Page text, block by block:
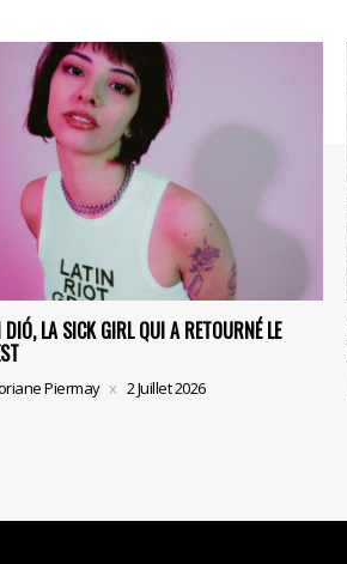
DIÓ, LA SICK GIRL QUI A RETOURNÉ LE
Piermay 2 Juillet 2026